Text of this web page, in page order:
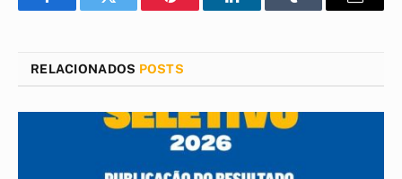
FacebookTwitter Pinterest LinkedInTumblr
E-
RELACIONADOS POSTS